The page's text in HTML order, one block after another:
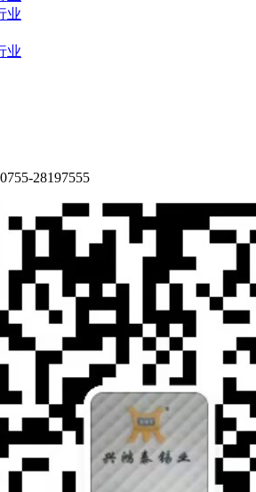
业
业
0755-28197555